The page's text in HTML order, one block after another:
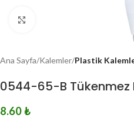
Ana Sayfa Kalemler Plastik
0544-65-B Tükenmez
8.60₺